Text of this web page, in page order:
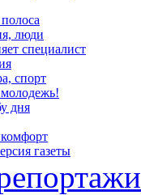
люди
специалист
спорт
дня
газеты